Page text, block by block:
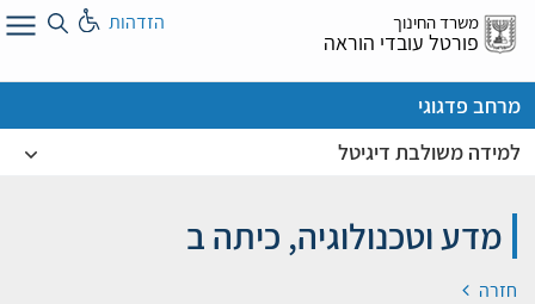
דלג
אל
משרד החינוך
פורטל עובדי הוראה
הזדהות
מרחב פדגוגי
למידה משולבת דיגיטל
מדע וטכנולוגיה, כיתה ב
חזרה